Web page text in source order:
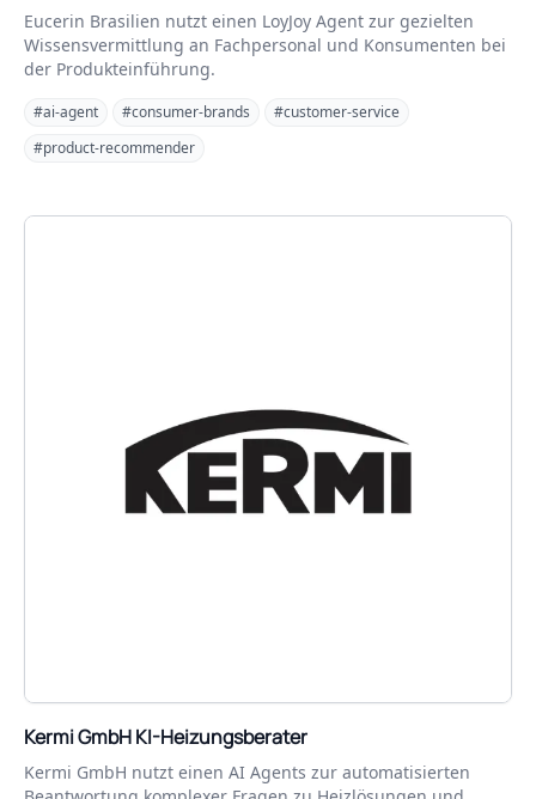
Eucerin Brasilien nutzt einen LoyJoy Agent zur gezielten
Wissensvermittlung an Fachpersonal und Konsumenten bei
der Produkteinführung.
#ai-agent #consumer-brands
#customer-service
#product-recommender
Kermi GmbH KI-Heizungsberater
Kermi GmbH nutzt einen AI Agents zur automatisierten